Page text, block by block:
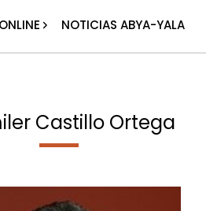
NOTICIAS ABYA-YALA
Castillo Ortega